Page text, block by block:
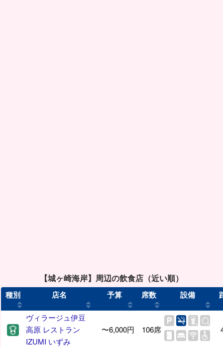
【城ヶ崎海岸】周辺の飲食店（近い順）
種別 店名 予算 席数 設備
ヴィラージュ伊豆
高原 レストラン
IZUMI いずみ
〜6,000円 106席